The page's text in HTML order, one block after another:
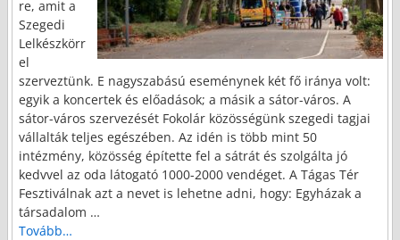
re, amit a
Szegedi
Lelkészkörr
el
szerveztünk. E nagyszabású eseménynek két fő iránya volt:
egyik a koncertek és előadások; a másik a sátor-város. A
sátor-város szervezését Fokolár közösségünk szegedi tagjai
vállalták teljes egészében. Az idén is több mint 50
intézmény, közösség építette fel a sátrát és szolgálta jó
kedvvel az oda látogató 1000-2000 vendéget. A Tágas Tér
Fesztiválnak azt a nevet is lehetne adni, hogy: Egyházak a
társadalom …
Tovább…